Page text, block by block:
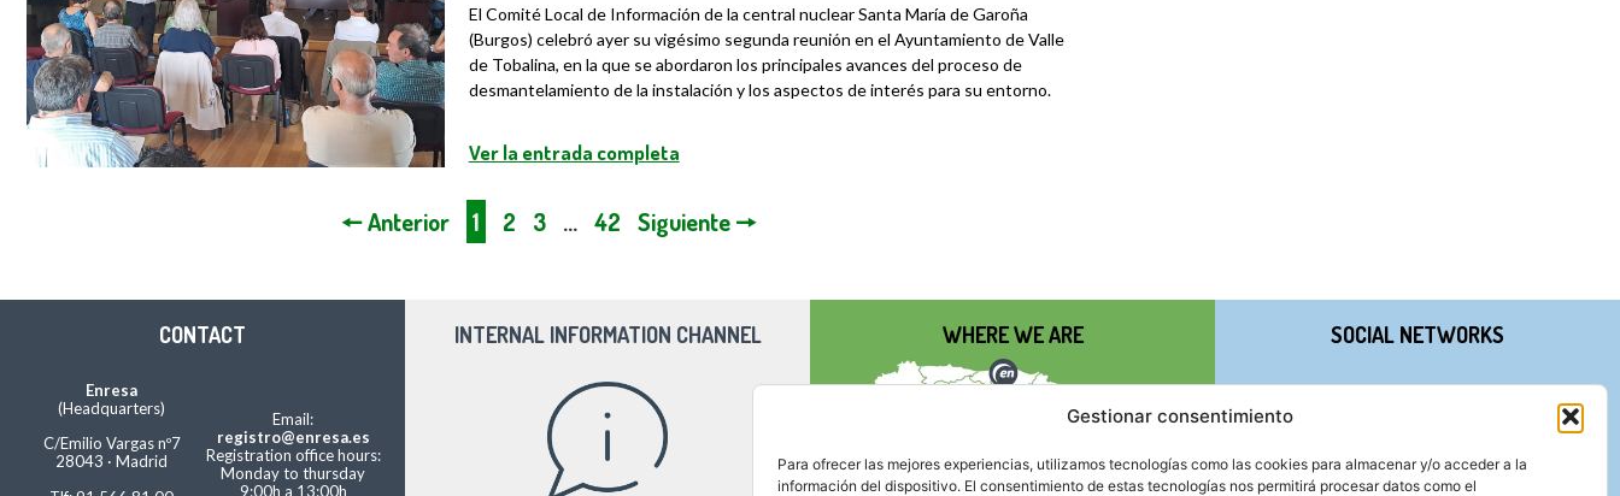
Gestionar consentimiento
Para ofrecer las mejores experiencias, utilizamos tecnologías como las cookies para almacenar y/o acceder a la
información del dispositivo. El consentimiento de estas tecnologías nos permitirá procesar datos como el
El Comité Local de Información de la central nuclear Santa María de Garoña
(Burgos) celebró ayer su vigésimo segunda reunión en el Ayuntamiento de Valle
de Tobalina, en la que se abordaron los principales avances del proceso de
desmantelamiento de la instalación y los aspectos de interés para su entorno.
Ver la entrada completa
🠔 Anterior 1 2 3 … 42 Siguiente 🠖
CONTACT
Enresa
(Headquarters)
C/Emilio Vargas nº7
28043 · Madrid
Email:
registro@enresa.es
Registration office hours:
Monday to thursday
9:00h a 13:00h
INTERNAL INFORMATION CHANNEL WHERE WE ARE SOCIAL NETWORKS